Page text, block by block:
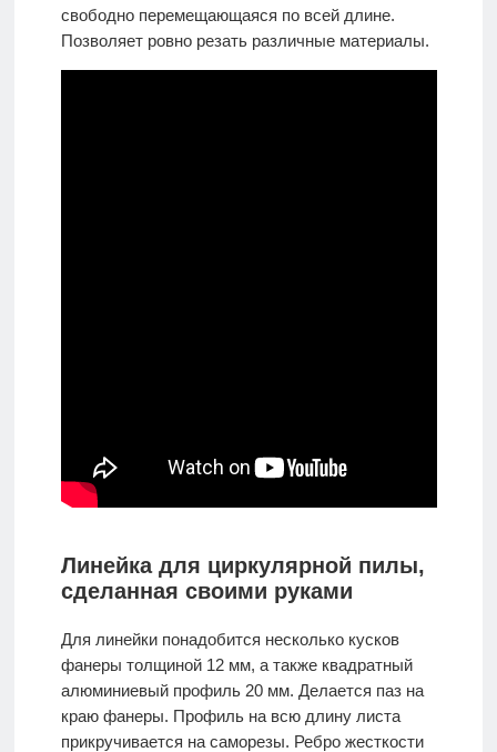
свободно перемещающаяся по всей длине.
Позволяет ровно резать различные материалы.
Линейка для циркулярной пилы,
сделанная своими руками
Для линейки понадобится несколько кусков
фанеры толщиной 12 мм, а также квадратный
алюминиевый профиль 20 мм. Делается паз на
краю фанеры. Профиль на всю длину листа
прикручивается на саморезы. Ребро жесткости